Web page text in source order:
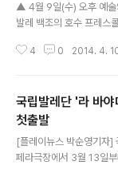
▲ 4월 9일(수) 오후 예술
발레 백조의 호수 프레스
aikovsky, Pyotr Ilich) 대
(일)까지 예술의 전당 오
악마 로트바르트와 지크
보이는 유리 그리가로비
다른 버전과 달리 1막과 2
2인무', 광대의 36회전,
4 0 2014. 4.
국립발레단 '라 바
첫출발
[플레이뉴스 박순영기자]
페라극장에서 3월 13일